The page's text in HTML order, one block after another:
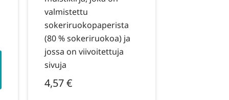
valmistettu
sokeriruokopaperista
(80 % sokeriruokoa) ja
jossa on viivoitettuja
sivuja
4,57€